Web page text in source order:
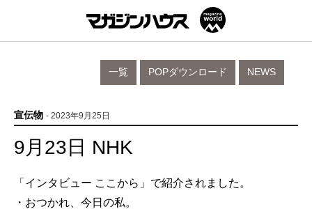
NEWS
POPダウンロード
一覧
宣伝物 - 2023年9月25日
9月23日 NHK
「インタビュー ここから」で紹介されました。
・おつかれ、今日の私。